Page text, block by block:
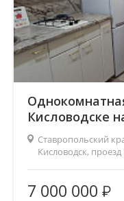
Кисловодске
Ставропольский
Кисловодск,
Площадь(общ. /жил.
Число комнат:
7 000 000